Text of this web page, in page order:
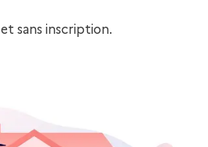
et sans inscription.